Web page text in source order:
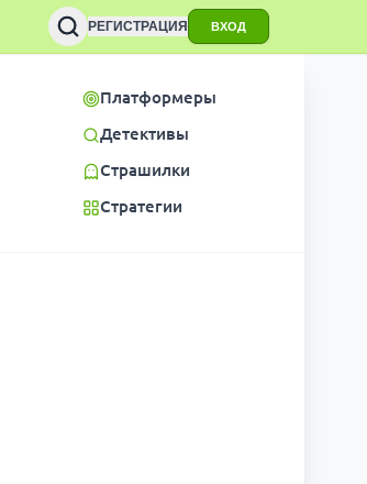
РЕГИСТРАЦИЯ ВХОД
Платформеры
Детективы
Страшилки
Стратегии